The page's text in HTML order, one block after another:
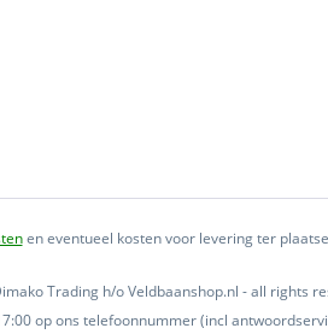
en eventueel kosten voor levering ter
Trading h/o Veldbaanshop.nl - all rights
op ons telefoonnummer (incl